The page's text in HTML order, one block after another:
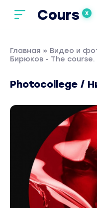
Cours X
Главная » Видео и
Бирюков - The
Photocollege /